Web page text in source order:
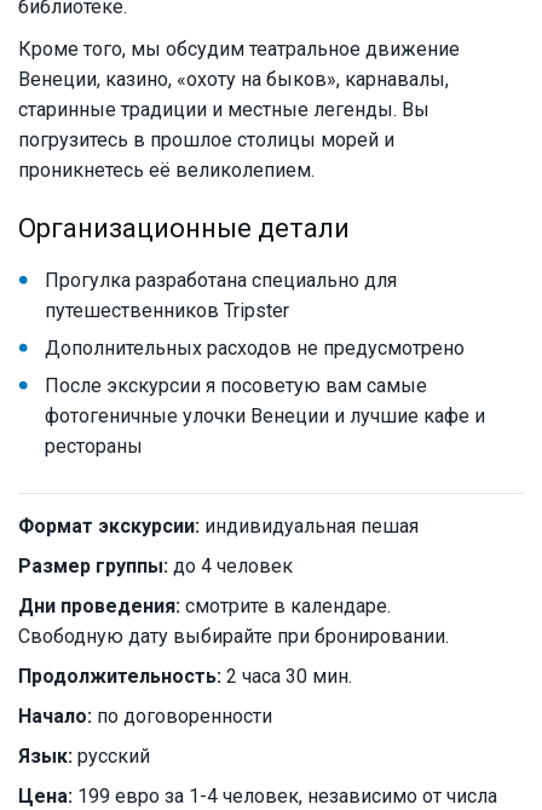
библиотеке.
Кроме того, мы обсудим театральное движение
Венеции, казино, «охоту на быков», карнавалы,
старинные традиции и местные легенды. Вы
погрузитесь в прошлое столицы морей и
проникнетесь её великолепием.
Организационные детали
Прогулка разработана специально для
путешественников Tripster
Дополнительных расходов не предусмотрено
После экскурсии я посоветую вам самые
фотогеничные улочки Венеции и лучшие кафе и
рестораны
Формат экскурсии: индивидуальная пешая
Размер группы: до 4 человек
Дни проведения: смотрите в календаре.
Свободную дату выбирайте при бронировании.
Продолжительность: 2 часа 30 мин.
Начало: по договоренности
Язык: русский
Цена: 199 евро за 1-4 человек, независимо от числа